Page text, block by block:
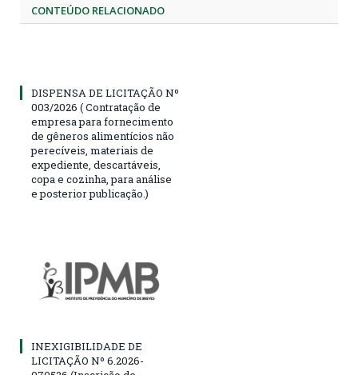
CONTEÚDO RELACIONADO
DISPENSA DE LICITAÇÃO Nº
003/2026 ( Contratação de
empresa para fornecimento
de gêneros alimentícios não
perecíveis, materiais de
expediente, descartáveis,
copa e cozinha, para análise
e posterior publicação.)
INEXIGIBILIDADE DE
LICITAÇÃO Nº 6.2026-